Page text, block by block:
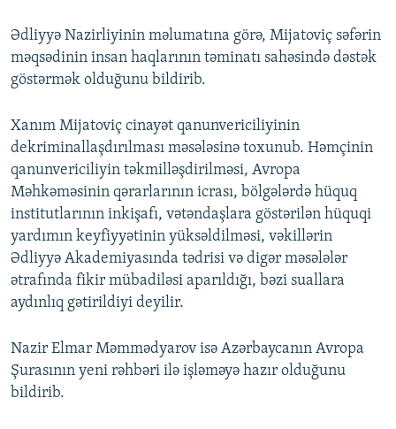
Ədliyyə Nazirliyinin məlumatına görə, Mijatoviç səfərin
məqsədinin insan haqlarının təminatı sahəsində dəstək
göstərmək olduğunu bildirib.
Xanım Mijatoviç cinayət qanunvericiliyinin
dekriminallaşdırılması məsələsinə toxunub. Həmçinin
qanunvericiliyin təkmilləşdirilməsi, Avropa
Məhkəməsinin qərarlarının icrası, bölgələrdə hüquq
institutlarının inkişafı, vətəndaşlara göstərilən hüquqi
yardımın keyfiyyətinin yüksəldilməsi, vəkillərin
Ədliyyə Akademiyasında tədrisi və digər məsələlər
ətrafında fikir mübadiləsi aparıldığı, bəzi suallara
aydınlıq gətirildiyi deyilir.
Nazir Elmar Məmmədyarov isə Azərbaycanın Avropa
Şurasının yeni rəhbəri ilə işləməyə hazır olduğunu
bildirib.